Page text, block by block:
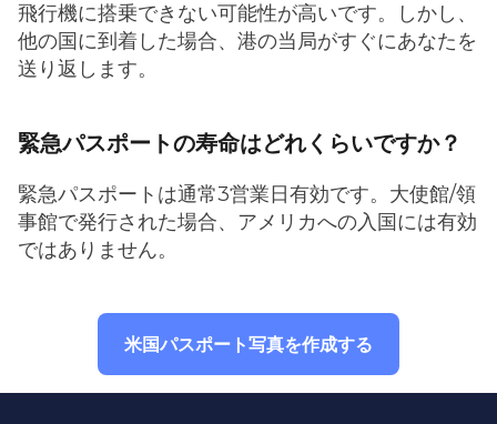
飛行機に搭乗できない可能性が高いです。しかし、
他の国に到着した場合、港の当局がすぐにあなたを
送り返します。
緊急パスポートの寿命はどれくらいですか？
緊急パスポートは通常3営業日有効です。大使館/領
事館で発行された場合、アメリカへの入国には有効
ではありません。
米国パスポート写真を作成する